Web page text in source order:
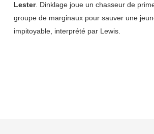
Lester. Dinklage joue un chasseur de
groupe de marginaux pour sauver une
impitoyable, interprété par Lewis.